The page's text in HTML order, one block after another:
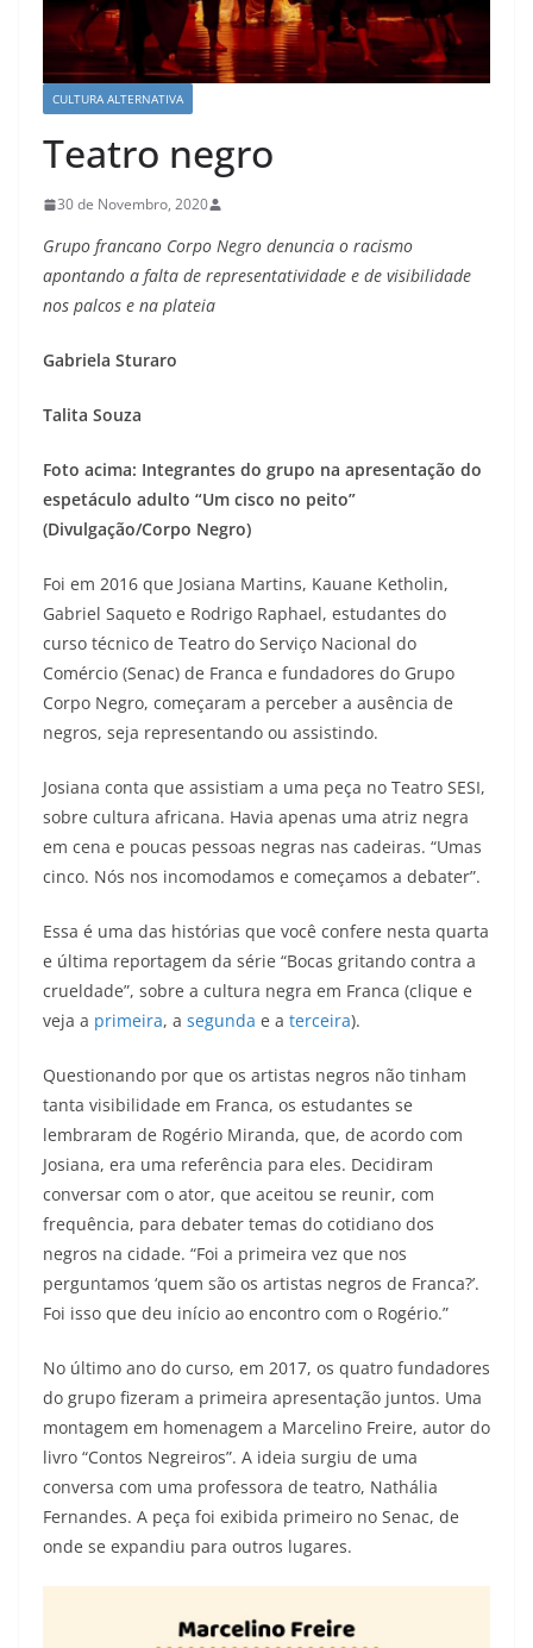
CULTURA ALTERNATIVA
Teatro negro
30 de Novembro, 2020
Grupo francano Corpo Negro denuncia o racismo
apontando a falta de representatividade e de visibilidade
nos palcos e na plateia
Gabriela Sturaro
Talita Souza
Foto acima: Integrantes do grupo na apresentação do
espetáculo adulto “Um cisco no peito”
(Divulgação/Corpo Negro)
Foi em 2016 que Josiana Martins, Kauane Ketholin,
Gabriel Saqueto e Rodrigo Raphael, estudantes do
curso técnico de Teatro do Serviço Nacional do
Comércio (Senac) de Franca e fundadores do Grupo
Corpo Negro, começaram a perceber a ausência de
negros, seja representando ou assistindo.
Josiana conta que assistiam a uma peça no Teatro SESI,
sobre cultura africana. Havia apenas uma atriz negra
em cena e poucas pessoas negras nas cadeiras. “Umas
cinco. Nós nos incomodamos e começamos a debater”.
Essa é uma das histórias que você confere nesta quarta
e última reportagem da série “Bocas gritando contra a
crueldade”, sobre a cultura negra em Franca (clique e
veja a primeira, a segunda e a terceira).
Questionando por que os artistas negros não tinham
tanta visibilidade em Franca, os estudantes se
lembraram de Rogério Miranda, que, de acordo com
Josiana, era uma referência para eles. Decidiram
conversar com o ator, que aceitou se reunir, com
frequência, para debater temas do cotidiano dos
negros na cidade. “Foi a primeira vez que nos
perguntamos ‘quem são os artistas negros de Franca?’.
Foi isso que deu início ao encontro com o Rogério.”
No último ano do curso, em 2017, os quatro fundadores
do grupo fizeram a primeira apresentação juntos. Uma
montagem em homenagem a Marcelino Freire, autor do
livro “Contos Negreiros”. A ideia surgiu de uma
conversa com uma professora de teatro, Nathália
Fernandes. A peça foi exibida primeiro no Senac, de
onde se expandiu para outros lugares.